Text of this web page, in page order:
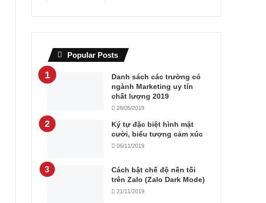
Popular Posts
Danh sách các trường có
ngành Marketing uy tín
chất lượng 2019
28/05/2019
Ký tự đặc biệt hình mặt
cười, biểu tượng cảm xúc
06/11/2019
Cách bật chế độ nền tối
trên Zalo (Zalo Dark Mode)
21/11/2019